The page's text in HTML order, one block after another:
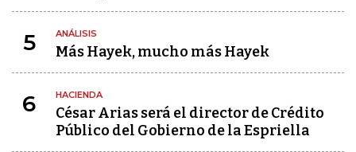
5 ANÁLISIS
Más Hayek, mucho más Hayek
6 HACIENDA
César Arias será el director de Crédito
Público del Gobierno de la Espriella